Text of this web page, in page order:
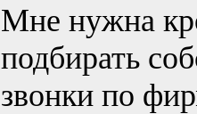
Мне нужна
подбирать
звонки по